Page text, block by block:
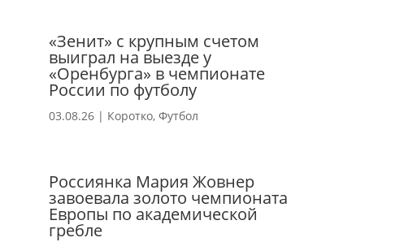
«Зенит» с крупным счетом
выиграл на выезде у
«Оренбурга» в чемпионате
России по футболу
03.08.26| Коротко, Футбол
Россиянка Мария Жовнер
завоевала золото чемпионата
Европы по академической
гребле